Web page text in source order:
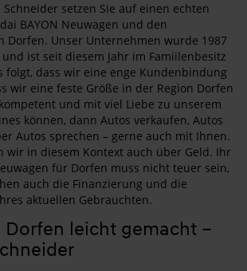
setzen Sie auf einen echten
BAYON Neuwagen und den
Dorfen. Unser Unternehmen wurde 1987
ist seit diesem Jahr im Famiilenbesitz
folgt, dass wir eine enge Kundenbindung
wir eine feste Größe in der Region Dorfen
und mit viel Liebe zu unserem
können, dann Autos verkaufen, Autos
Autos sprechen – gerne auch mit Ihnen.
wir in diesem Kontext auch über Geld. Ihr
für Dorfen muss nicht teuer sein,
auch die Finanzierung und die
aktuellen Gebrauchten.
leicht gemacht –